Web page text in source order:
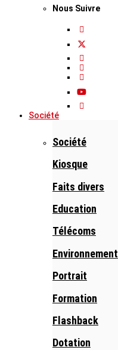
Nous Suivre
Société
Société
Kiosque
Faits divers
Education
Télécoms
Environnement
Portrait
Formation
Flashback
Dotation